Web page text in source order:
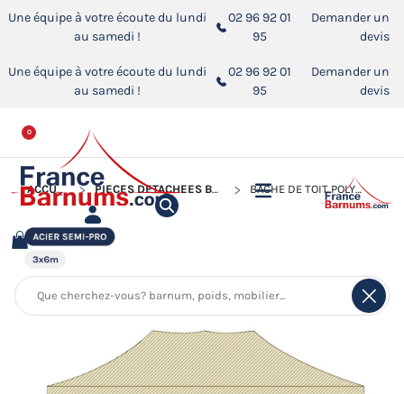
Une équipe à votre écoute du lundi
au samedi !
02 96 92 01
95
Demander un
devis
Une équipe à votre écoute du lundi
au samedi !
02 96 92 01
95
Demander un
devis
0
ACCUEIL PIÈCES DÉTACHÉES BARNUMS PLIANTS BÂCHE DE TOIT POLYESTER 320G/M² POUR BARNUM PLIANT ACIER SEMI PRO